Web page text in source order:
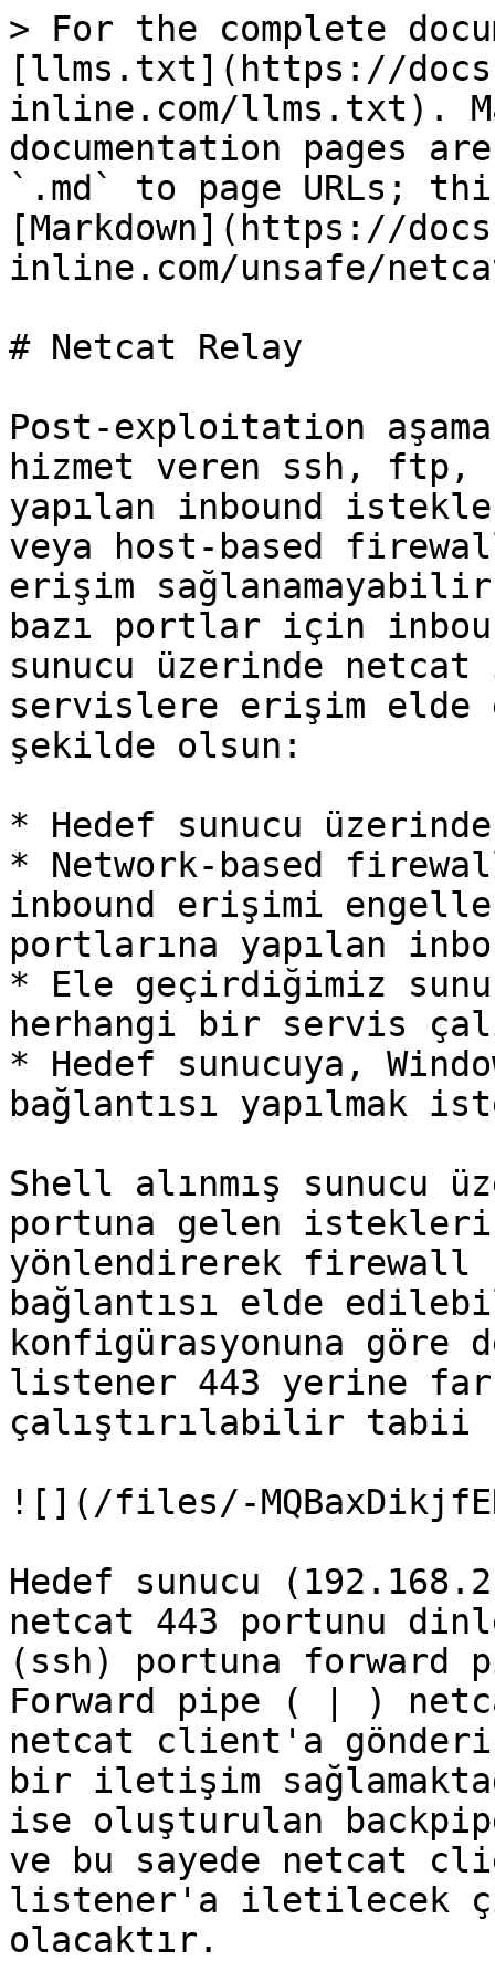
> For the complete
[llms.txt](https://
inline.com/llms.txt).
documentation pages
`.md` to page URLs;
[Markdown](https://
inline.com/unsafe/
# Netcat Relay
Post-exploitation
hizmet veren ssh,
yapılan inbound
veya host-based
erişim
bazı portlar için
sunucu üzerinde
servislere erişim elde
şekilde olsun:
* Hedef sunucu
* Network-based
inbound erişimi
portlarına yapılan
* Ele geçirdiğimiz
herhangi bir servis
* Hedef sunucuya,
bağlantısı yapılmak
Shell alınmış sunucu
portuna gelen
yönlendirerek firewall
bağlantısı elde
konfigürasyonuna
listener 443 yerine
çalıştırılabilir tabii
![](/files/-
Hedef sunucu
netcat 443 portunu
(ssh) portuna
Forward pipe ( | )
netcat client'a
bir iletişim
ise oluşturulan
ve bu sayede netcat
listener'a iletilecek
olacaktır.